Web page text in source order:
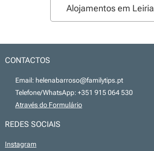
Alojamentos em Leiria
CONTACTOS
📧 Email: helenabarroso@familytips.pt
📞 Telefone/WhatsApp: +351 915 064 530
Através do Formulário
REDES SOCIAIS
Instagram